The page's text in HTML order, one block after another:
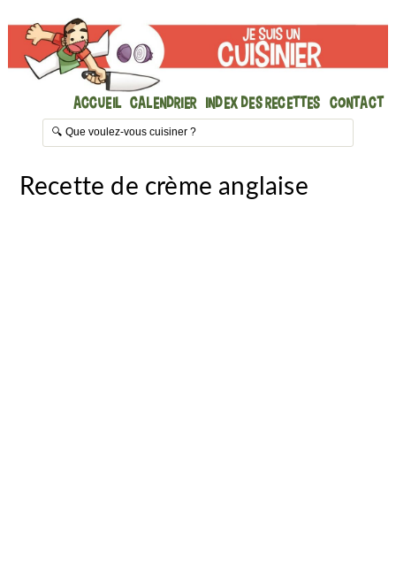
Accueil Calendrier Index des recettes Contact
Recette de crème anglaise